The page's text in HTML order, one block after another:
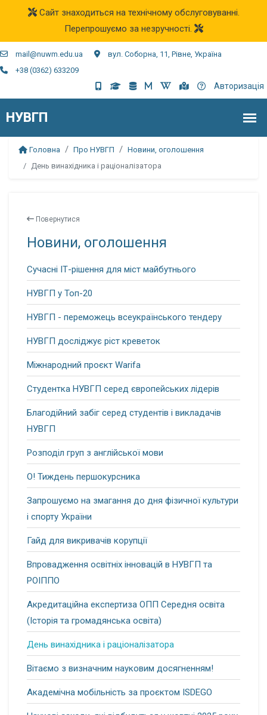
Сайт знаходиться на технічному обслуговуванні.
Перепрошуємо за незручності.
mail@nuwm.edu.ua
вул. Соборна, 11, Рівне, Україна
+38 (0362) 633209
Авторизація
Головна Про НУВГП
Новини, оголошення
День винахідника і раціоналізатора
Повернутися
Новини, оголошення
Сучасні ІТ-рішення для міст майбутнього
НУВГП у Топ-20
НУВГП - переможець всеукраїнського тендеру
НУВГП досліджує ріст креветок
Міжнародний проєкт Warifa
Студентка НУВГП серед європейських лідерів
Благодійний забіг серед студентів і викладачів
НУВГП
Розподіл груп з англійської мови
О! Тиждень першокурсника
Запрошуємо на змагання до дня фізичної культури
і спорту України
Гайд для викривачів корупції
Впровадження освітніх інновацій в НУВГП та
РОІППО
Акредитаційна експертиза ОПП Середня освіта
(Історія та громадянська освіта)
День винахідника і раціоналізатора
Вітаємо з визначним науковим досягненням!
Академічна мобільність за проєктом ISDEGO